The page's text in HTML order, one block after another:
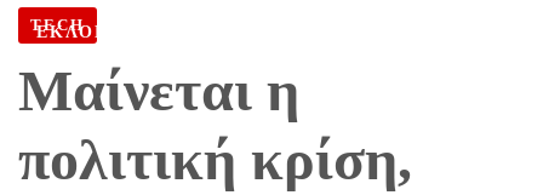
ΕΚΛΟΓΈΣ
TECH
Μαίνεται η
πολιτική κρίση,